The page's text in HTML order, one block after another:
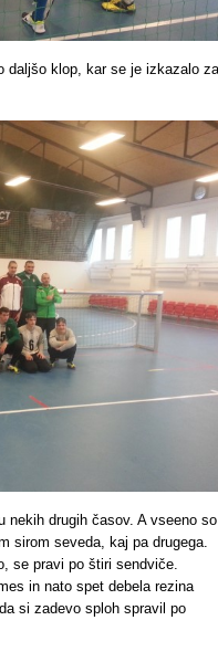
daljšo klop, kar se je izkazalo za
nekih drugih časov. A vseeno so
sirom seveda, kaj pa drugega.
se pravi po štiri sendviče.
in nato spet debela rezina
si zadevo sploh spravil po